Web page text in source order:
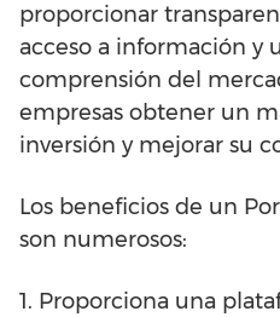
proporcionar
acceso a información y
comprensión del
empresas obtener un
inversión y mejorar su
Los beneficios de un
son numerosos:
1. Proporciona una